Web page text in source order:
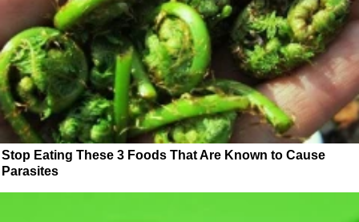
Stop Eating These 3 Foods That Are Known to Cause
Parasites